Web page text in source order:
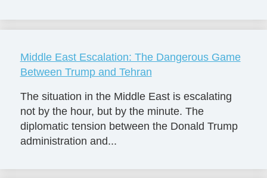
Middle East Escalation: The Dangerous Game
Between Trump and Tehran
The situation in the Middle East is escalating
not by the hour, but by the minute. The
diplomatic tension between the Donald Trump
administration and...